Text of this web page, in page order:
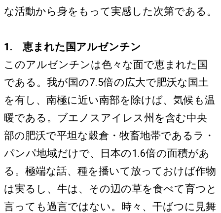
な活動から身をもって実感した次第である。
1. 恵まれた国アルゼンチン
このアルゼンチンは色々な面で恵まれた国
である。我が国の7.5倍の広大で肥沃な国土
を有し、南極に近い南部を除けば、気候も温
暖である。ブエノスアイレス州を含む中央
部の肥沃で平坦な穀倉・牧畜地帯であるラ・
パンパ地域だけで、日本の1.6倍の面積があ
る。極端な話、種を播いて放っておけば作物
は実るし、牛は、その辺の草を食べて育つと
言っても過言ではない。時々、干ばつに見舞